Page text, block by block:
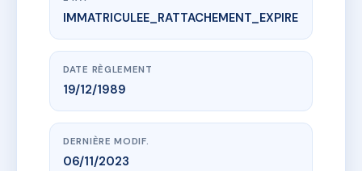
www.vme.plus/AB4684478
ARMORIAL
imp de l'armorial, 31200 Toulouse
IMMATRICULEE_RATTACHEMENT_EXPIRE
DATE RÈGLEMENT
19/12/1989
DERNIÈRE MODIF.
06/11/2023